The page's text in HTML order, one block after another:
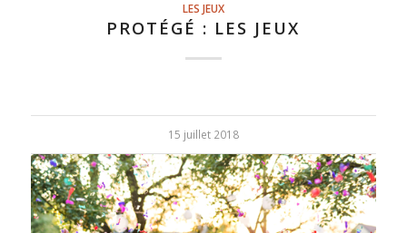
LES JEUX
PROTÉGÉ : LES JEUX
15 juillet 2018